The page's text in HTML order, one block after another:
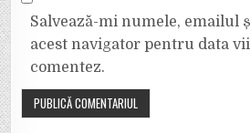
Salvează-mi numele, emailul
acest navigator pentru data
comentez.